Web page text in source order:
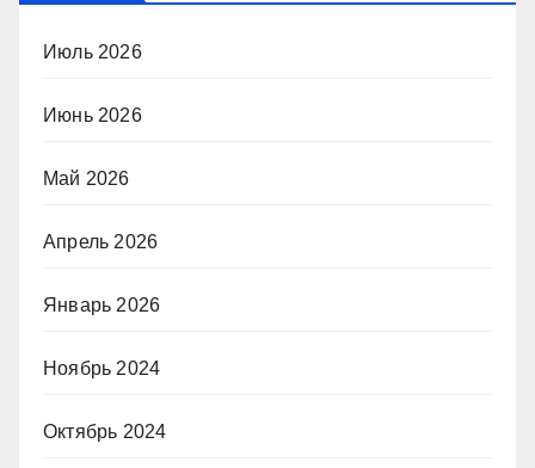
Июль 2026
Июнь 2026
Май 2026
Апрель 2026
Январь 2026
Ноябрь 2024
Октябрь 2024